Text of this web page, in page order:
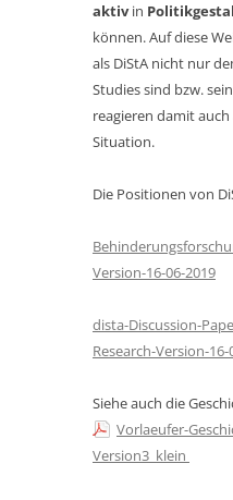
aktivin
können. Auf diese
als DiStA nicht nur
Studies sind bzw.
reagieren damit
Situation.
Die Positionen von
Version-16-06-2019
dista-Discussion-
Research-Version-
Siehe auch die
Vorlaeufer-
Version3_klein